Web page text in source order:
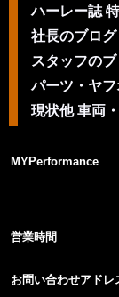
ハーレー誌
社長のブログ
スタッフの
パーツ・ヤ
現状他 車両
MYPerformance
営業時間
お問い合わせアドレ